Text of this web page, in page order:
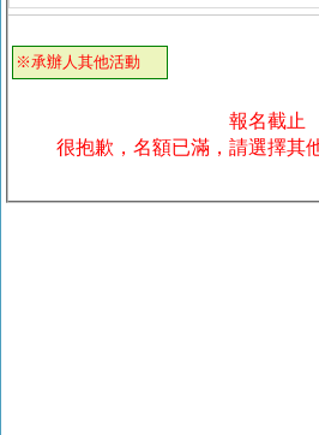
※承辦人其他活動
報名截止
很抱歉，名額已滿，請選擇其